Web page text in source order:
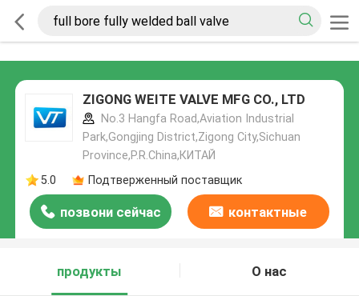
ZIGONG WEITE VALVE MFG CO., LTD
No.3 Hangfa Road,Aviation Industrial
Park,Gongjing District,Zigong City,Sichuan
Province,P.R.China,КИТАЙ
5.0
Подтверженный поставщик
позвони сейчас контактные
продукты
О нас